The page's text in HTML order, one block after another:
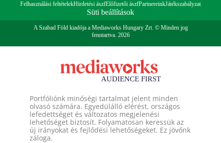
Felhasználási feltételekHirdetési ászfElőfizetői ászfPartnereinkJátékszabályzat
Süti beállítások
A Szabad Föld kiadója a Mediaworks Hungary Zrt. © Minden jog
fenntartva. 2026
Portfóliónk minőségi tartalmat jelent minden
olvasó számára. Egyedülálló elérést, országos
lefedettséget és változatos megjelenési
lehetőséget biztosít. Folyamatosan keressük az
új irányokat és fejlődési lehetőségeket. Ez jövőnk
záloga.